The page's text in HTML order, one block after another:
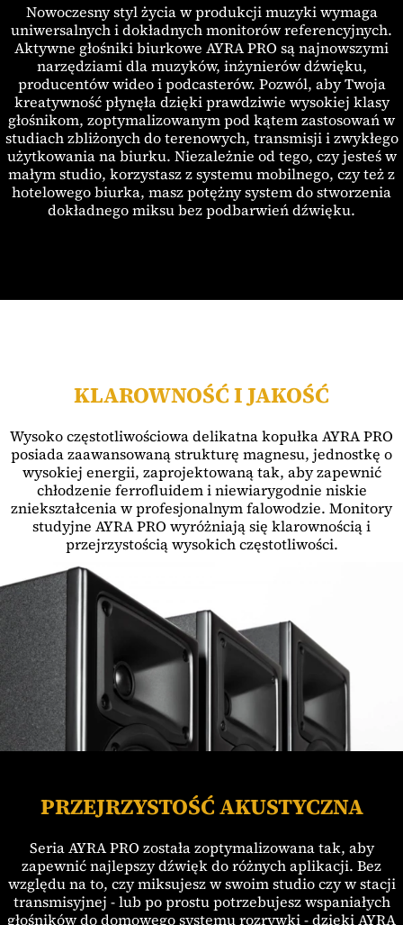
Nowoczesny styl życia w produkcji muzyki wymaga
uniwersalnych i dokładnych monitorów referencyjnych.
Aktywne głośniki biurkowe AYRA PRO są najnowszymi
narzędziami dla muzyków, inżynierów dźwięku,
producentów wideo i podcasterów. Pozwól, aby Twoja
kreatywność płynęła dzięki prawdziwie wysokiej klasy
głośnikom, zoptymalizowanym pod kątem zastosowań w
studiach zbliżonych do terenowych, transmisji i zwykłego
użytkowania na biurku. Niezależnie od tego, czy jesteś w
małym studio, korzystasz z systemu mobilnego, czy też z
hotelowego biurka, masz potężny system do stworzenia
dokładnego miksu bez podbarwień dźwięku.
KLAROWNOŚĆ I JAKOŚĆ
Wysoko częstotliwościowa delikatna kopułka AYRA PRO
posiada zaawansowaną strukturę magnesu, jednostkę o
wysokiej energii, zaprojektowaną tak, aby zapewnić
chłodzenie ferrofluidem i niewiarygodnie niskie
zniekształcenia w profesjonalnym falowodzie. Monitory
studyjne AYRA PRO wyróżniają się klarownością i
przejrzystością wysokich częstotliwości.
PRZEJRZYSTOŚĆ AKUSTYCZNA
Seria AYRA PRO została zoptymalizowana tak, aby
zapewnić najlepszy dźwięk do różnych aplikacji. Bez
względu na to, czy miksujesz w swoim studio czy w stacji
transmisyjnej - lub po prostu potrzebujesz wspaniałych
głośników do domowego systemu rozrywki - dzięki AYRA